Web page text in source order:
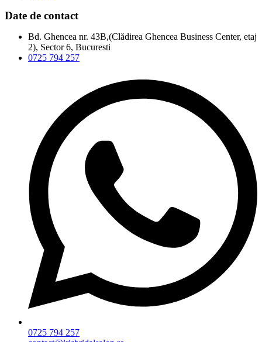
Date de contact
Bd. Ghencea nr. 43B,(Clădirea Ghencea Business Center, etaj
2), Sector 6, Bucuresti
0725 794 257
0725 794 257